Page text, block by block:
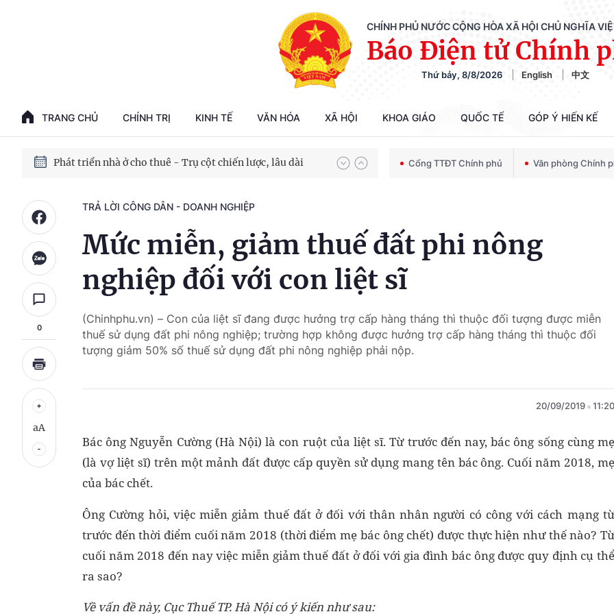
CHÍNH PHỦ NƯỚC CỘNG HÒA XÃ HỘI CHỦ NGHĨA
Báo Điện tử Chính
Thứ bảy, 8/8/2026 English 中文
TRANG CHỦ CHÍNH TRỊ KINH TẾ VĂN HÓA XÃ HỘI KHOA GIÁO QUỐC TẾ GÓP Ý HIẾN KẾ
Phát triển kinh tế nhà nước trong kỷ nguyên mới
Chiến dịch 500 ngày đêm tìm kiếm, quy tập và xác định danh tính hài cốt liệt sĩ
Bảo vệ nền tảng tư tưởng của Đảng trong kỷ nguyên phát triển mới
Phát triển nhà ở cho thuê - Trụ cột chiến lược, lâu dài Cổng TTĐT Chính phủ Văn phòng Chính
0
aA
TRẢ LỜI CÔNG DÂN - DOANH NGHIỆP
Mức miễn, giảm thuế đất phi nông
nghiệp đối với con liệt sĩ
(Chinhphu.vn) – Con của liệt sĩ đang được hưởng trợ cấp hàng tháng thì thuộc đối tượng được miễn
thuế sử dụng đất phi nông nghiệp; trường hợp không được hưởng trợ cấp hàng tháng thì thuộc đối
tượng giảm 50% số thuế sử dụng đất phi nông nghiệp phải nộp.
20/09/2019 11:20
Bác ông Nguyễn Cường (Hà Nội) là con ruột của liệt sĩ. Từ trước đến nay, bác ông sống cùng mẹ
(là vợ liệt sĩ) trên một mảnh đất được cấp quyền sử dụng mang tên bác ông. Cuối năm 2018, mẹ
của bác chết.
Ông Cường hỏi, việc miễn giảm thuế đất ở đối với thân nhân người có công với cách mạng từ
trước đến thời điểm cuối năm 2018 (thời điểm mẹ bác ông chết) được thực hiện như thế nào? Từ
cuối năm 2018 đến nay việc miễn giảm thuế đất ở đối với gia đình bác ông được quy định cụ thể
ra sao?
Về vấn đề này, Cục Thuế TP. Hà Nội có ý kiến như sau: